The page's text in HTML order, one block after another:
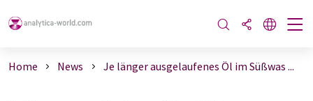
Home News Je länger ausgelaufenes Öl im Süßwas ...